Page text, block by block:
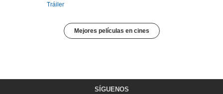
Tráiler
Mejores películas en cines
SÍGUENOS